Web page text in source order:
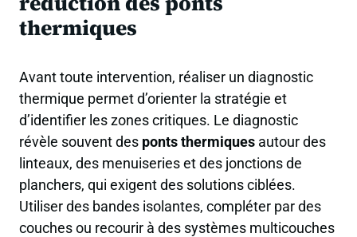
thermiques
Avant toute intervention, réaliser un diagnostic
thermique permet d’orienter la stratégie et
d’identifier les zones critiques. Le diagnostic
révèle souvent des ponts thermiques autour des
linteaux, des menuiseries et des jonctions de
planchers, qui exigent des solutions ciblées.
Utiliser des bandes isolantes, compléter par des
couches ou recourir à des systèmes multicouches